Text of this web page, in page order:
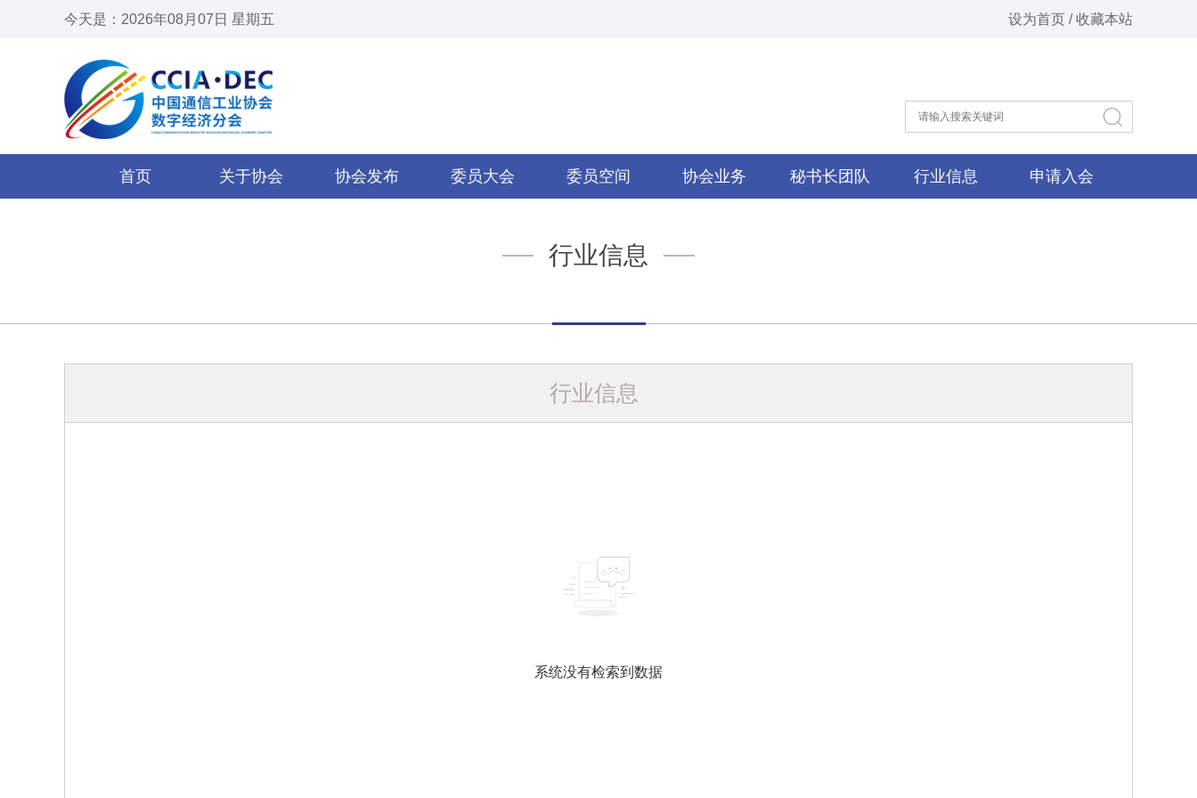
今天是：2026年08月07日 星期五 设为首页 / 收藏本站
首页 关于协会 协会发布 委员大会 委员空间 协会业务 秘书长团队 行业信息 申请入会
行业信息
行业信息
系统没有检索到数据